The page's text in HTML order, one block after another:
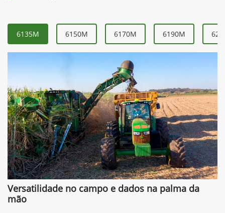
6135M 6150M 6170M 6190M
Versatilidade no campo e dados na palma da
mão